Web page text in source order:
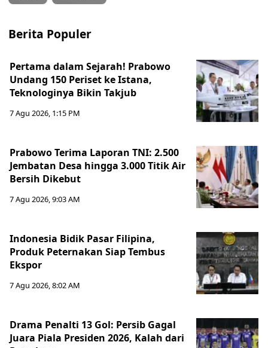
Berita Populer
Pertama dalam Sejarah! Prabowo
Undang 150 Periset ke Istana,
Teknologinya Bikin Takjub
7 Agu 2026, 1:15 PM
Prabowo Terima Laporan TNI: 2.500
Jembatan Desa hingga 3.000 Titik Air
Bersih Dikebut
7 Agu 2026, 9:03 AM
Indonesia Bidik Pasar Filipina,
Produk Peternakan Siap Tembus
Ekspor
7 Agu 2026, 8:02 AM
Drama Penalti 13 Gol: Persib Gagal
Juara Piala Presiden 2026, Kalah dari